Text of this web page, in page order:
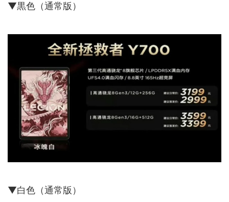
▼黒色（通常版）
▼白色（通常版）